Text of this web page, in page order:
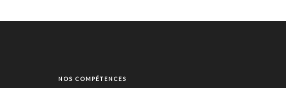
NOS COMPÉTENCES